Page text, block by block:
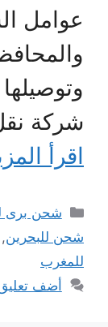
عوامل
شركة
اقرأ
التصنيفات
شحن برى
شحن للبحرين,
للمغرب
أضف